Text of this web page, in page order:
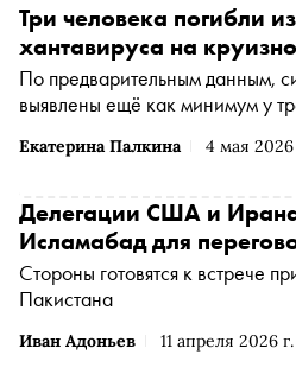
Екатерина Палкина 4 мая 2026
Три человека погибли
хантавируса на
По предварительным данным,
выявлены ещё как минимум у
Иван Адоньев 11 апреля 2026 г.
Делегации США и
Исламабад для
Стороны готовятся к встрече
Пакистана